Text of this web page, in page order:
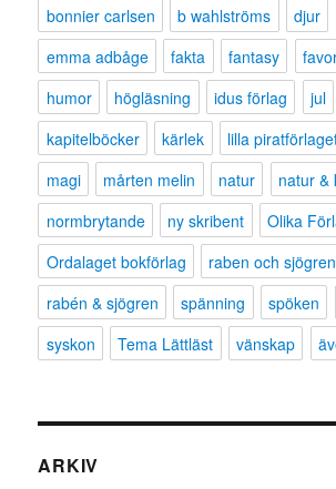
bonnier carlsen
b wahlströms djur
emma adbåge
fakta fantasy
humor
högläsning idus förlag jul
kapitelböcker
kärlek lilla
magi
mårten melin natur
natur &
normbrytande
ny skribent
Olika
Ordalaget bokförlag
raben och sjögren
rabén & sjögren
spänning spöken
syskon
Tema Lättläst vänskap
ARKIV